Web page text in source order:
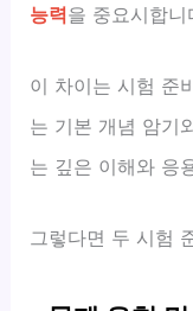
능력을 중요시합
이 차이는 시험 준
는 기본 개념 암기
는 깊은 이해와 응
그렇다면 두 시험